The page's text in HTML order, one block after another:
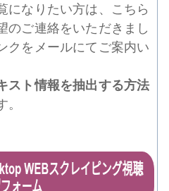
になりたい方は、こちら
のご連絡をいただきまし
クをメールにてご案内い
スト情報を抽出する方法